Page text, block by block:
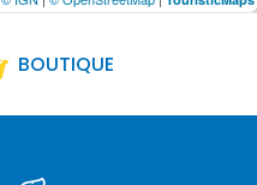
BOUTIQUE